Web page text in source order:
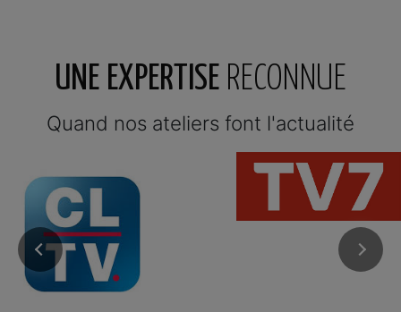
UNE EXPERTISE RECONNUE
Quand nos ateliers font l'actualité